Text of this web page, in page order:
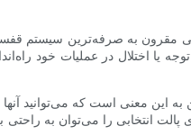
مقرون به صرفه‌ترین سیستم
یا اختلال در عملیات خود
این معنی است که می‌توانید
انتخابی را می‌توان به